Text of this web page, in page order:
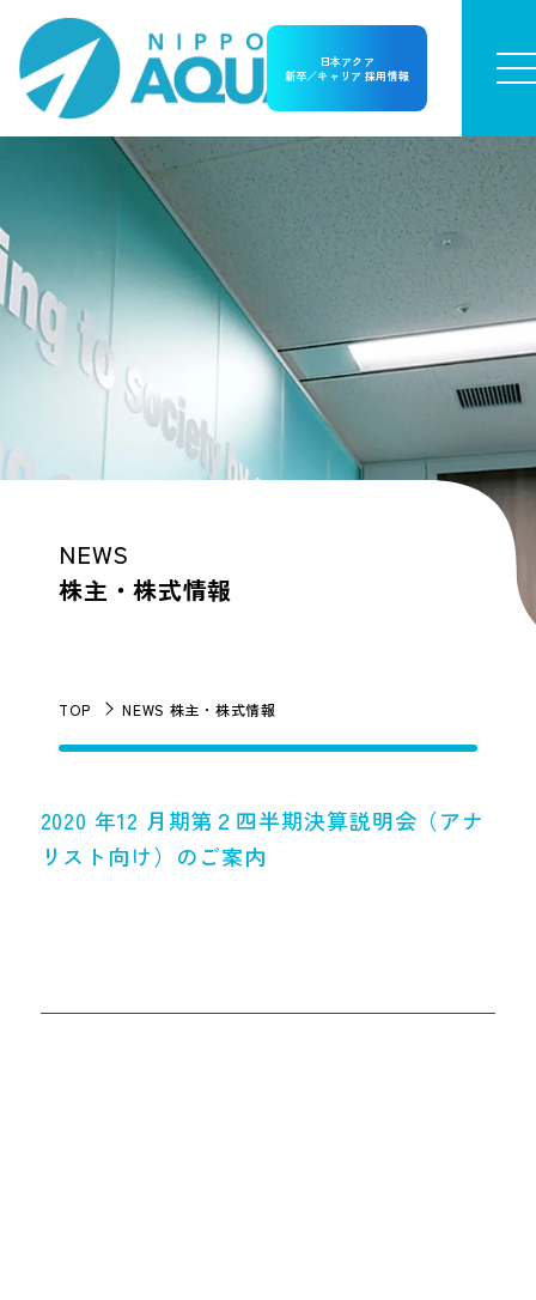
日本アクア
新卒／キャリア 採用情報
NEWS
株主・株式情報
TOP NEWS 株主・株式情報
2020 年12 月期第２四半期決算説明会（アナ
リスト向け）のご案内